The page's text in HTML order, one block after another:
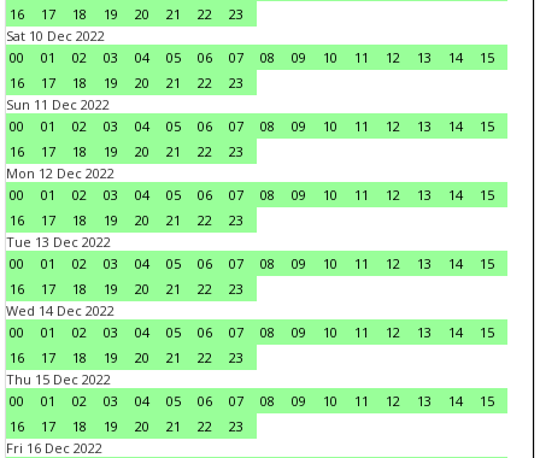
16
17 18 19 20 21 22
23
Sat 10 Dec 2022
00
01 02 03 04 05 06 07 08 09 10 11 12 13 14
15
16
17 18 19 20 21 22
23
Sun 11 Dec 2022
00
01 02 03 04 05 06 07 08 09 10 11 12 13 14
15
16
17 18 19 20 21 22
23
Mon 12 Dec 2022
00
01 02 03 04 05 06 07 08 09 10 11 12 13 14
15
16
17 18 19 20 21 22
23
Tue 13 Dec 2022
00
01 02 03 04 05 06 07 08 09 10 11 12 13 14
15
16
17 18 19 20 21 22
23
Wed 14 Dec 2022
00
01 02 03 04 05 06 07 08 09 10 11 12 13 14
15
16
17 18 19 20 21 22
23
Thu 15 Dec 2022
00
01 02 03 04 05 06 07 08 09 10 11 12 13 14
15
16
17 18 19 20 21 22
23
Fri 16 Dec 2022